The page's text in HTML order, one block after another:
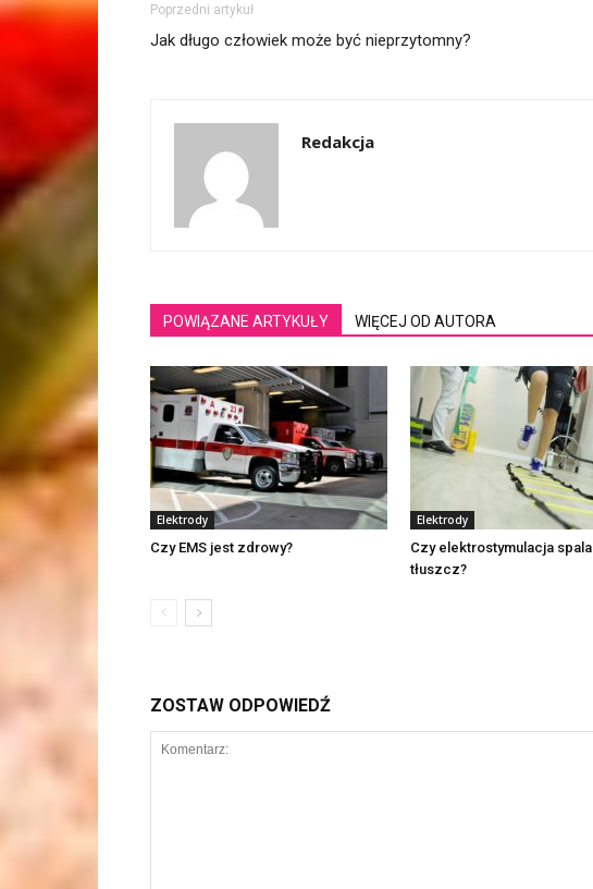
Poprzedni artykuł
Jak długo człowiek może być nieprzytomny?
Redakcja
POWIĄZANE ARTYKUŁY WIĘCEJ OD AUTORA
Elektrody
Czy EMS jest zdrowy?
Elektrody
Czy elektrostymulacja spala
tłuszcz?
ZOSTAW ODPOWIEDŹ